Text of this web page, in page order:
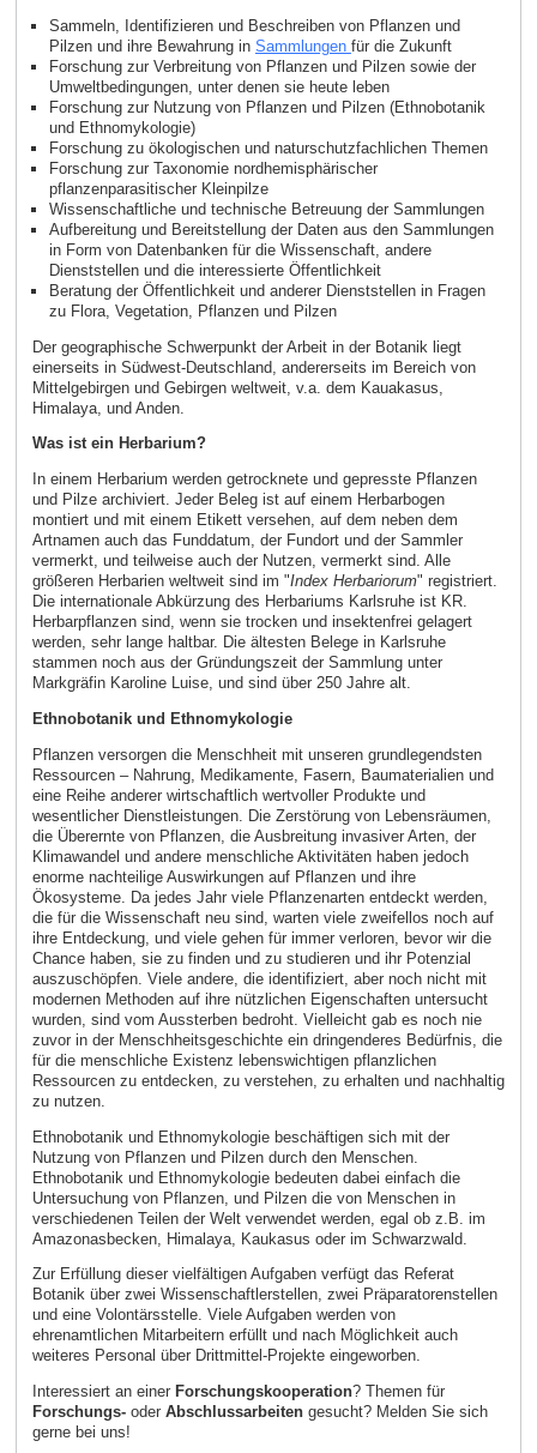
Sammeln, Identifizieren und Beschreiben von Pflanzen und
Pilzen und ihre Bewahrung in Sammlungen für die Zukunft
Forschung zur Verbreitung von Pflanzen und Pilzen sowie der
Umweltbedingungen, unter denen sie heute leben
Forschung zur Nutzung von Pflanzen und Pilzen (Ethnobotanik
und Ethnomykologie)
Forschung zu ökologischen und naturschutzfachlichen Themen
Forschung zur Taxonomie nordhemisphärischer
pflanzenparasitischer Kleinpilze
Wissenschaftliche und technische Betreuung der Sammlungen
Aufbereitung und Bereitstellung der Daten aus den Sammlungen
in Form von Datenbanken für die Wissenschaft, andere
Dienststellen und die interessierte Öffentlichkeit
Beratung der Öffentlichkeit und anderer Dienststellen in Fragen
zu Flora, Vegetation, Pflanzen und Pilzen
Der geographische Schwerpunkt der Arbeit in der Botanik liegt
einerseits in Südwest-Deutschland, andererseits im Bereich von
Mittelgebirgen und Gebirgen weltweit, v.a. dem Kauakasus,
Himalaya, und Anden.
Was ist ein Herbarium?
In einem Herbarium werden getrocknete und gepresste Pflanzen
und Pilze archiviert. Jeder Beleg ist auf einem Herbarbogen
montiert und mit einem Etikett versehen, auf dem neben dem
Artnamen auch das Funddatum, der Fundort und der Sammler
vermerkt, und teilweise auch der Nutzen, vermerkt sind. Alle
größeren Herbarien weltweit sind im "Index Herbariorum" registriert.
Die internationale Abkürzung des Herbariums Karlsruhe ist KR.
Herbarpflanzen sind, wenn sie trocken und insektenfrei gelagert
werden, sehr lange haltbar. Die ältesten Belege in Karlsruhe
stammen noch aus der Gründungszeit der Sammlung unter
Markgräfin Karoline Luise, und sind über 250 Jahre alt.
Ethnobotanik und Ethnomykologie
Pflanzen versorgen die Menschheit mit unseren grundlegendsten
Ressourcen – Nahrung, Medikamente, Fasern, Baumaterialien und
eine Reihe anderer wirtschaftlich wertvoller Produkte und
wesentlicher Dienstleistungen. Die Zerstörung von Lebensräumen,
die Überernte von Pflanzen, die Ausbreitung invasiver Arten, der
Klimawandel und andere menschliche Aktivitäten haben jedoch
enorme nachteilige Auswirkungen auf Pflanzen und ihre
Ökosysteme. Da jedes Jahr viele Pflanzenarten entdeckt werden,
die für die Wissenschaft neu sind, warten viele zweifellos noch auf
ihre Entdeckung, und viele gehen für immer verloren, bevor wir die
Chance haben, sie zu finden und zu studieren und ihr Potenzial
auszuschöpfen. Viele andere, die identifiziert, aber noch nicht mit
modernen Methoden auf ihre nützlichen Eigenschaften untersucht
wurden, sind vom Aussterben bedroht. Vielleicht gab es noch nie
zuvor in der Menschheitsgeschichte ein dringenderes Bedürfnis, die
für die menschliche Existenz lebenswichtigen pflanzlichen
Ressourcen zu entdecken, zu verstehen, zu erhalten und nachhaltig
zu nutzen.
Ethnobotanik und Ethnomykologie beschäftigen sich mit der
Nutzung von Pflanzen und Pilzen durch den Menschen.
Ethnobotanik und Ethnomykologie bedeuten dabei einfach die
Untersuchung von Pflanzen, und Pilzen die von Menschen in
verschiedenen Teilen der Welt verwendet werden, egal ob z.B. im
Amazonasbecken, Himalaya, Kaukasus oder im Schwarzwald.
Zur Erfüllung dieser vielfältigen Aufgaben verfügt das Referat
Botanik über zwei Wissenschaftlerstellen, zwei Präparatorenstellen
und eine Volontärsstelle. Viele Aufgaben werden von
ehrenamtlichen Mitarbeitern erfüllt und nach Möglichkeit auch
weiteres Personal über Drittmittel-Projekte eingeworben.
Interessiert an einer Forschungskooperation? Themen für
Forschungs-oder Abschlussarbeitengesucht? Melden Sie sich
gerne bei uns!